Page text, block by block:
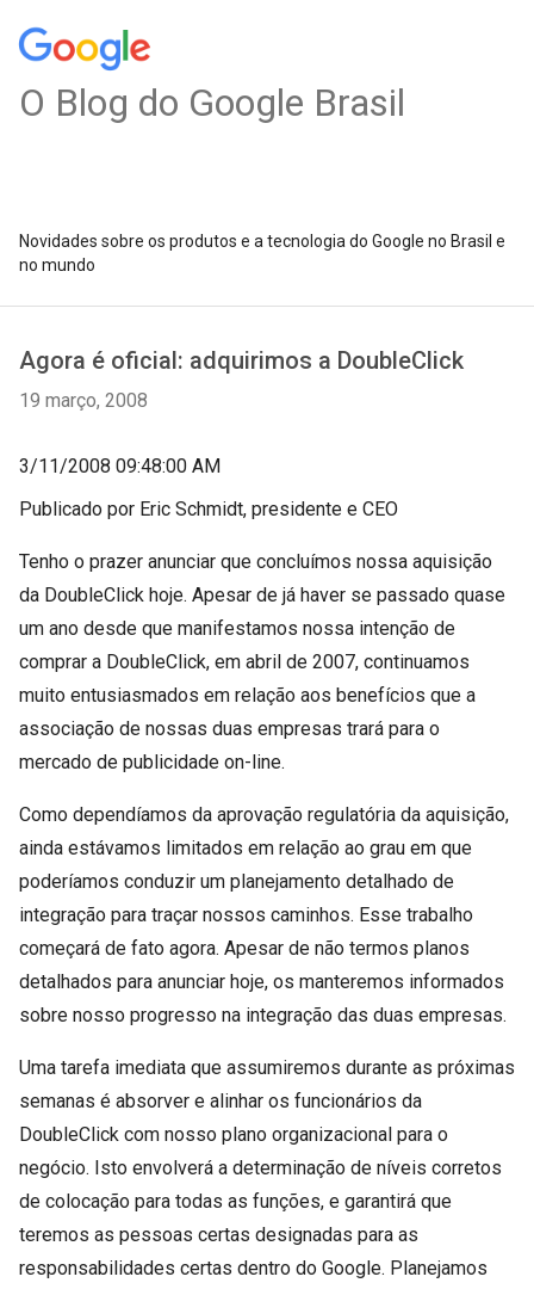
O Blog do Google Brasil
Novidades sobre os produtos e a tecnologia do Google no Brasil e
no mundo
Agora é oficial: adquirimos a DoubleClick
19 março, 2008
3/11/2008 09:48:00 AM
Publicado por Eric Schmidt, presidente e CEO
Tenho o prazer anunciar que concluímos nossa aquisição
da DoubleClick hoje. Apesar de já haver se passado quase
um ano desde que manifestamos nossa intenção de
comprar a DoubleClick, em abril de 2007, continuamos
muito entusiasmados em relação aos benefícios que a
associação de nossas duas empresas trará para o
mercado de publicidade on-line.
Como dependíamos da aprovação regulatória da aquisição,
ainda estávamos limitados em relação ao grau em que
poderíamos conduzir um planejamento detalhado de
integração para traçar nossos caminhos. Esse trabalho
começará de fato agora. Apesar de não termos planos
detalhados para anunciar hoje, os manteremos informados
sobre nosso progresso na integração das duas empresas.
Uma tarefa imediata que assumiremos durante as próximas
semanas é absorver e alinhar os funcionários da
DoubleClick com nosso plano organizacional para o
negócio. Isto envolverá a determinação de níveis corretos
de colocação para todas as funções, e garantirá que
teremos as pessoas certas designadas para as
responsabilidades certas dentro do Google. Planejamos